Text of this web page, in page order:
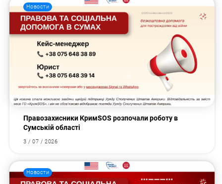
Новости
Правозахисники КримSOS розпочали роботу в
Сумській області
3 / 07 / 2026
Новости